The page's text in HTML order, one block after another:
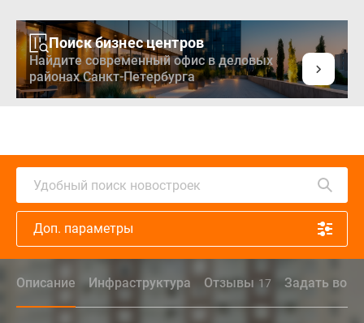
Поиск бизнес центров
Найдите современный офис в деловых
районах Санкт-Петербурга
Удобный поиск новостроек
Доп. параметры
Описание Инфраструктура Отзывы 17 Задать